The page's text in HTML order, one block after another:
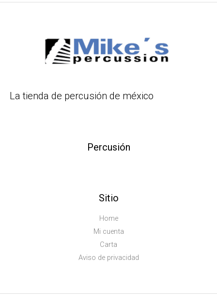
La tienda de percusión de méxico
Percusión
Sitio
Home
Mi cuenta
Carta
Aviso de privacidad